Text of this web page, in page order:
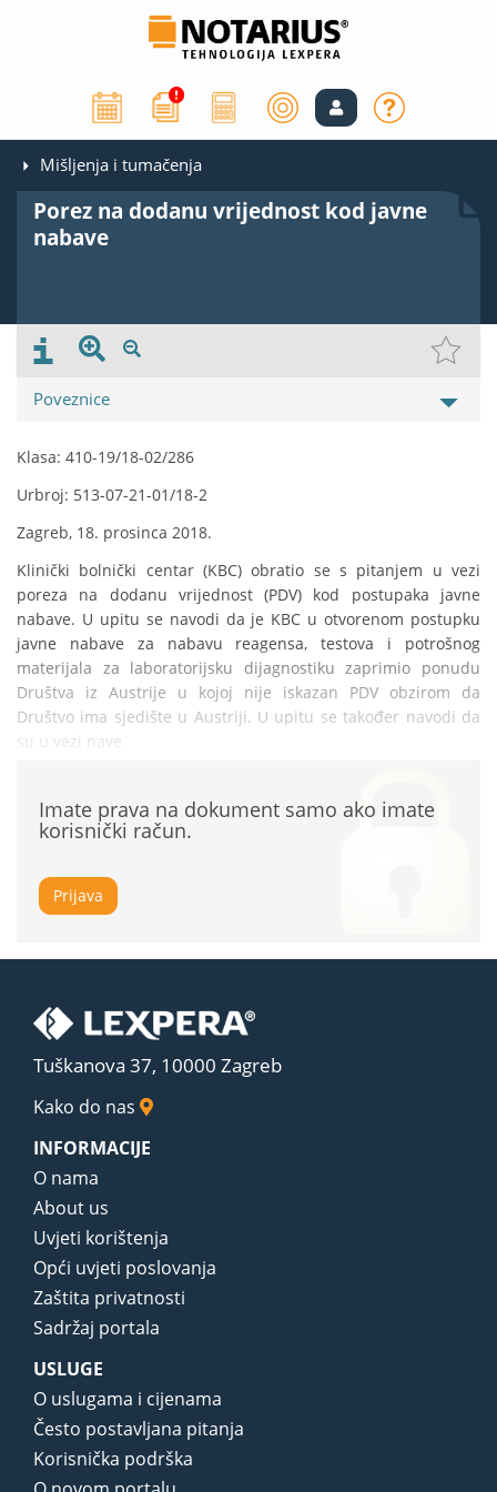
Mišljenja i tumačenja
Porez na dodanu vrijednost kod javne
nabave
Poveznice
Klasa: 410-19/18-02/286
Urbroj: 513-07-21-01/18-2
Zagreb, 18. prosinca 2018.
Klinički bolnički centar (KBC) obratio se s pitanjem u vezi
poreza na dodanu vrijednost (PDV) kod postupaka javne
nabave. U upitu se navodi da je KBC u otvorenom postupku
javne nabave za nabavu reagensa, testova i potrošnog
materijala za laboratorijsku dijagnostiku zaprimio ponudu
Društva iz Austrije u kojoj nije iskazan PDV obzirom da
Društvo ima sjedište u Austriji. U upitu se također navodi da
su u vezi nave
Imate prava na dokument samo ako imate
korisnički račun.
Prijava
Tuškanova 37, 10000 Zagreb
Kako do nas
INFORMACIJE
O nama
About us
Uvjeti korištenja
Opći uvjeti poslovanja
Zaštita privatnosti
Sadržaj portala
USLUGE
O uslugama i cijenama
Često postavljana pitanja
Korisnička podrška